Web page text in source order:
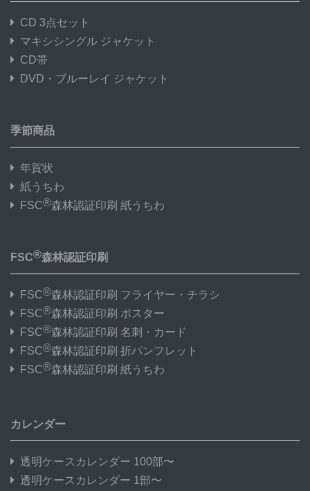
CD 3点セット
マキシシングル ジャケット
CD帯
DVD・ブルーレイ ジャケット
季節商品
年賀状
紙うちわ
FSC®森林認証印刷 紙うちわ
FSC®森林認証印刷
FSC®森林認証印刷 フライヤー・チラシ
FSC®森林認証印刷 ポスター
FSC®森林認証印刷 名刺・カード
FSC®森林認証印刷 折パンフレット
FSC®森林認証印刷 紙うちわ
カレンダー
透明ケースカレンダー 100部〜
透明ケースカレンダー 1部〜